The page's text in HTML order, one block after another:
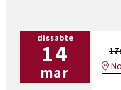
dissabte
14
mar